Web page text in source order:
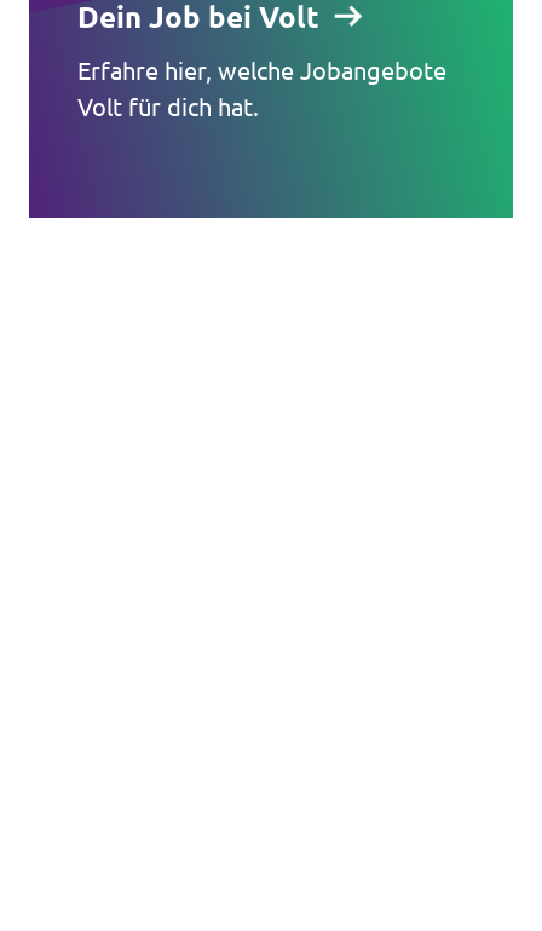
Dein Job bei Volt
Erfahre hier, welche Jobangebote
Volt für dich hat.